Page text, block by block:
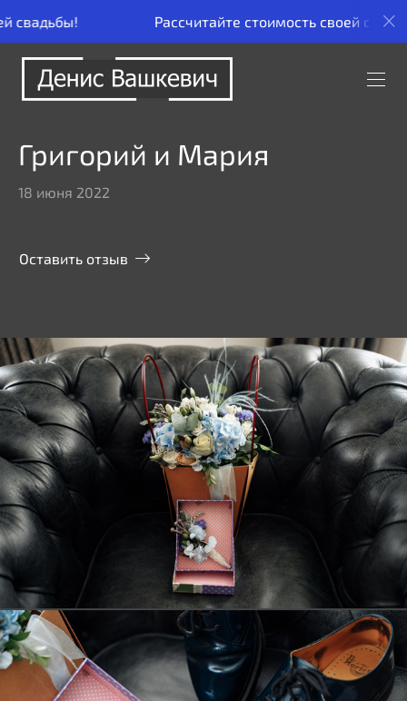
Рассчитайте стоимость своей свадьбы!
Григорий и Мария
18 июня 2022
Оставить отзыв